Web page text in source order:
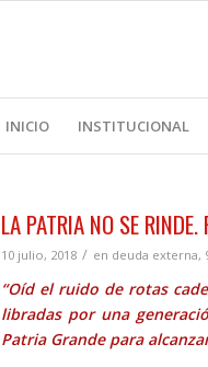
INICIO INSTITUCIONAL
LA PATRIA NO SE RINDE.
10 julio, 2018 / en deuda externa,
“Oíd el ruido de rotas
libradas por una
Patria Grande para